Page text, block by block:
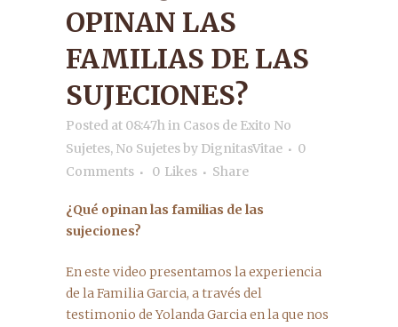
OPINAN LAS
FAMILIAS DE LAS
SUJECIONES?
Posted at 08:47hin Casos de Exito No
Sujetes, No Sujetesby DignitasVitae
0
Comments
0 Likes Share
¿Qué opinan las familias de las
sujeciones?
En este video presentamos la experiencia
de la Familia Garcia, a través del
testimonio de Yolanda Garcia en la que nos